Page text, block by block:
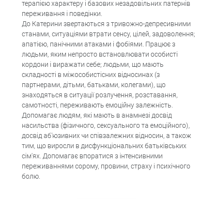
терапією характеру і базових незадовільних патернів
переживання і поведінки.
До Катерини звертаються з тривожно-депресивними
станами, ситуаціями втрати сенсу, цілей, задоволення;
апатією, панічними атаками і фобіями. Працює з
людьми, яким непросто встановлювати особисті
кордони і виражати себе; людьми, що мають
складності в міжособистісних відносинах (з
партнерами, дітьми, батьками, колегами), що
знаходяться в ситуації розлучення, розставання,
самотності, переживають емоційну залежність.
Допомагає людям, які мають в анамнезі досвід
насильства (фізичного, сексуального та емоційного),
досвід аб'юзивних чи співзалежних відносин, а також
тим, що виросли в дисфункціональних батьківських
сім'ях. Допомагає впоратися з інтенсивними
переживаннями сорому, провини, страху і психічного
болю.